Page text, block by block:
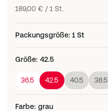
189,00 € / 1 St.
Packungsgröße:1 St
Größe: 42.5
36.5 42.5 40.5 38.5
Farbe: grau